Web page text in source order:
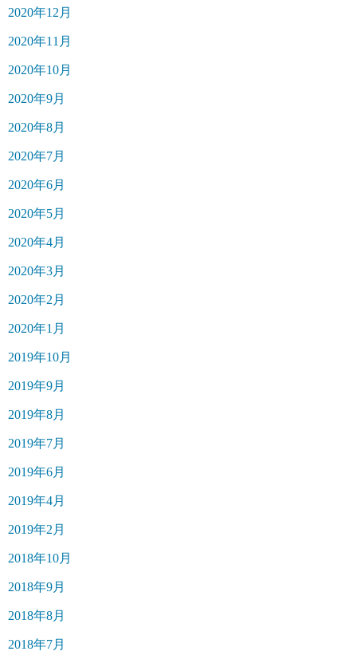
2020年12月
2020年11月
2020年10月
2020年9月
2020年8月
2020年7月
2020年6月
2020年5月
2020年4月
2020年3月
2020年2月
2020年1月
2019年10月
2019年9月
2019年8月
2019年7月
2019年6月
2019年4月
2019年2月
2018年10月
2018年9月
2018年8月
2018年7月